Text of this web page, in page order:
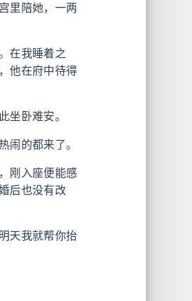
里陪她，一两
在我睡着之
他在府中待得
坐卧难安。
闹的都来了。
刚入座便能感
后也没有改
天我就帮你抬